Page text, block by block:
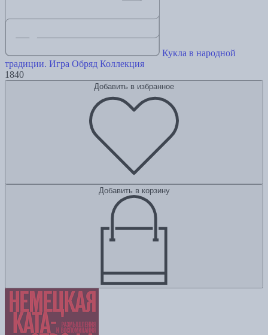
Кукла в народной
традиции. Игра Обряд Коллекция
1840
Добавить в избранное
Добавить в корзину